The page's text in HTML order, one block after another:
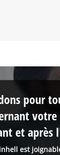
est
pour
et après